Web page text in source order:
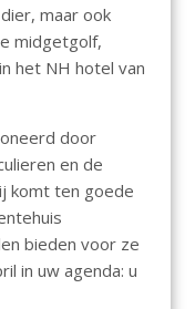
maar ook
midgetgolf,
het NH hotel van
door
en de
komt ten goede
bieden voor ze
in uw agenda: u